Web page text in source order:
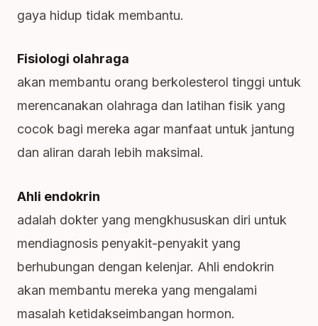
gaya hidup tidak membantu.
Fisiologi olahraga
akan membantu orang berkolesterol tinggi untuk
merencanakan olahraga dan latihan fisik yang
cocok bagi mereka agar manfaat untuk jantung
dan aliran darah lebih maksimal.
Ahli endokrin
adalah dokter yang mengkhususkan diri untuk
mendiagnosis penyakit-penyakit yang
berhubungan dengan kelenjar. Ahli endokrin
akan membantu mereka yang mengalami
masalah ketidakseimbangan hormon.